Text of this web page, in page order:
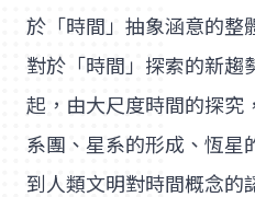
於「時間」抽象涵意的整
對於「時間」探索的新趨
起，由大尺度時間的探究
系團、星系的形成、恆星
到人類文明對時間概念的